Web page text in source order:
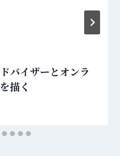
バイザーとオンラ
描く